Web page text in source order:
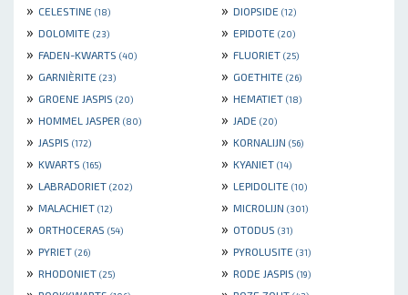
» CELESTINE (18) » DIOPSIDE (12)
» DOLOMITE (23) » EPIDOTE (20)
» FADEN-KWARTS (40) » FLUORIET (25)
» GARNIÈRITE (23) » GOETHITE (26)
» GROENE JASPIS (20) » HEMATIET (18)
» HOMMEL JASPER (80) » JADE (20)
» JASPIS (172) » KORNALIJN (56)
» KWARTS (165) » KYANIET (14)
» LABRADORIET (202) » LEPIDOLITE (10)
» MALACHIET (12) » MICROLIJN (301)
» ORTHOCERAS (54) » OTODUS (31)
» PYRIET (26) » PYROLUSITE (31)
» RHODONIET (25) » RODE JASPIS (19)